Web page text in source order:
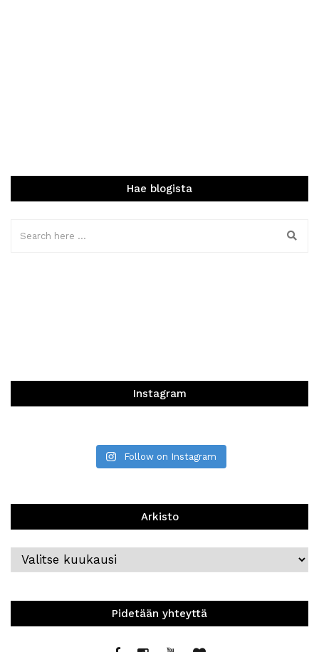
Hae blogista
Instagram
Follow on Instagram
Arkisto
Arkisto
Pidetään yhteyttä